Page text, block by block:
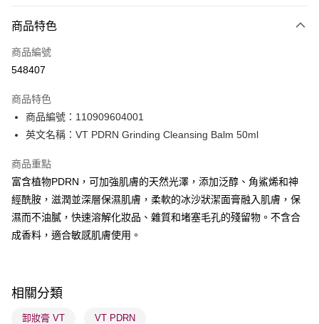
信用卡
Apple Pay
PayMe
WeChat Pay
BoC Pay
送貨方式
順豐自助櫃 - 確認發貨後1-3個工作天送達
每筆HK$65.00，滿HK$300.00或以上免運費
每筆HK$65.00，滿HK$300.00或以上免運費
確認發貨後1-3 工作天送達，訂單將隨機分配至SF順豐速運或京東
商品特色
商品編號
548407
商品特色
商品編號：110909604001
英文名稱：VT PDRN Grinding Cleansing Balm 50ml
商品重點
富含植物PDRN，可加強肌膚的天然光澤，添加泛醇、角鯊烯和神
經酰胺，滋潤並深層保濕肌膚，柔軟的冰沙狀潔面膏融入肌膚，保
濕而不油膩，快速溶解化妝品、雜質和堵塞毛孔的殘留物。不含合
成香料，適合敏感肌膚使用。
相關分類
卸妝膏 VT VT PDRN